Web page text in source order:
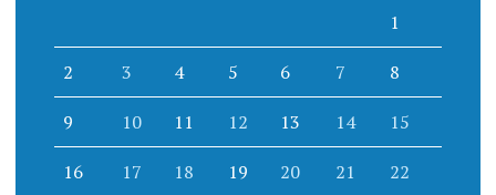
1
2 3 4 5 6 7 8
9 10 11 12 13 14 15
16 17 18 19 20 21 22